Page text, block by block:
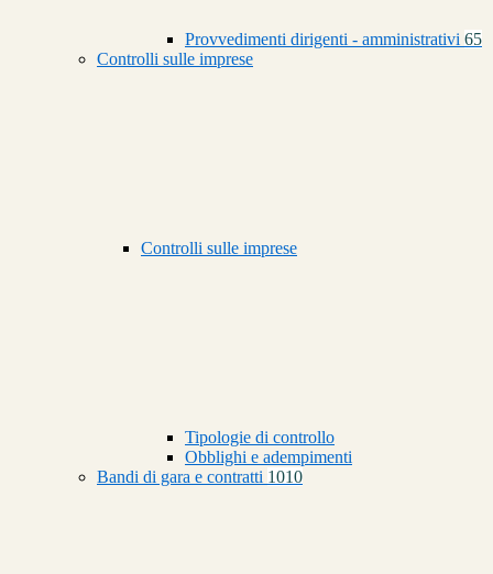
Provvedimenti dirigenti - amministrativi 65
Controlli sulle imprese
Controlli sulle imprese
Tipologie di controllo
Obblighi e adempimenti
Bandi di gara e contratti 1010